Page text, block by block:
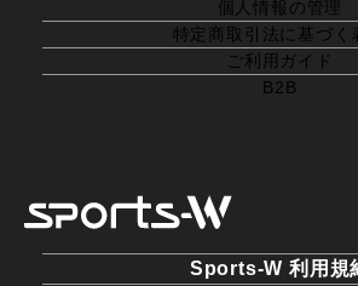
個人情報の管理
特定商取引法に基づく
ご利用ガイド
B2B
Sports-W 利用規